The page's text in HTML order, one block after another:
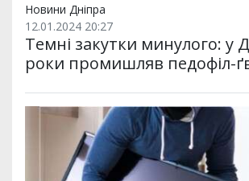
Новини Дніпра
12.01.2024 20:27
Темні закутки минулого: у
роки промишляв педофіл-